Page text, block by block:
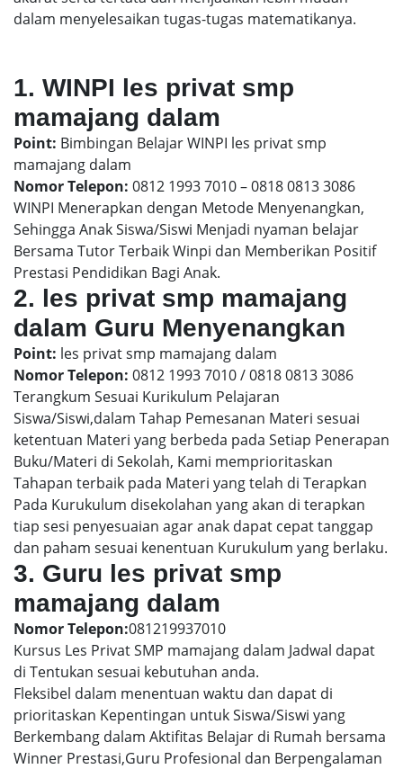
dalam menyelesaikan tugas-tugas matematikanya.
1. WINPI les privat smp
mamajang dalam
Point: Bimbingan Belajar WINPI les privat smp
mamajang dalam
Nomor Telepon: 0812 1993 7010 – 0818 0813 3086
WINPI Menerapkan dengan Metode Menyenangkan,
Sehingga Anak Siswa/Siswi Menjadi nyaman belajar
Bersama Tutor Terbaik Winpi dan Memberikan Positif
Prestasi Pendidikan Bagi Anak.
2. les privat smp mamajang
dalam Guru Menyenangkan
Point: les privat smp mamajang dalam
Nomor Telepon: 0812 1993 7010 / 0818 0813 3086
Terangkum Sesuai Kurikulum Pelajaran
Siswa/Siswi,dalam Tahap Pemesanan Materi sesuai
ketentuan Materi yang berbeda pada Setiap Penerapan
Buku/Materi di Sekolah, Kami memprioritaskan
Tahapan terbaik pada Materi yang telah di Terapkan
Pada Kurukulum disekolahan yang akan di terapkan
tiap sesi penyesuaian agar anak dapat cepat tanggap
dan paham sesuai kenentuan Kurukulum yang berlaku.
3. Guru les privat smp
mamajang dalam
Nomor Telepon:081219937010
Kursus Les Privat SMP mamajang dalam Jadwal dapat
di Tentukan sesuai kebutuhan anda.
Fleksibel dalam menentuan waktu dan dapat di
prioritaskan Kepentingan untuk Siswa/Siswi yang
Berkembang dalam Aktifitas Belajar di Rumah bersama
Winner Prestasi,Guru Profesional dan Berpengalaman